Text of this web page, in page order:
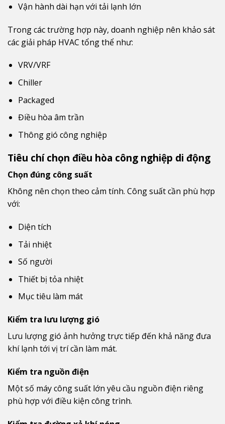
Vận hành dài hạn với tải lạnh lớn
Trong các trường hợp này, doanh nghiệp nên khảo sát
các giải pháp HVAC tổng thể như:
VRV/VRF
Chiller
Packaged
Điều hòa âm trần
Thông gió công nghiệp
Tiêu chí chọn điều hòa công nghiệp di động
Chọn đúng công suất
Không nên chọn theo cảm tính. Công suất cần phù hợp
với:
Diện tích
Tải nhiệt
Số người
Thiết bị tỏa nhiệt
Mục tiêu làm mát
Kiểm tra lưu lượng gió
Lưu lượng gió ảnh hưởng trực tiếp đến khả năng đưa
khí lạnh tới vị trí cần làm mát.
Kiểm tra nguồn điện
Một số máy công suất lớn yêu cầu nguồn điện riêng
phù hợp với điều kiện công trình.